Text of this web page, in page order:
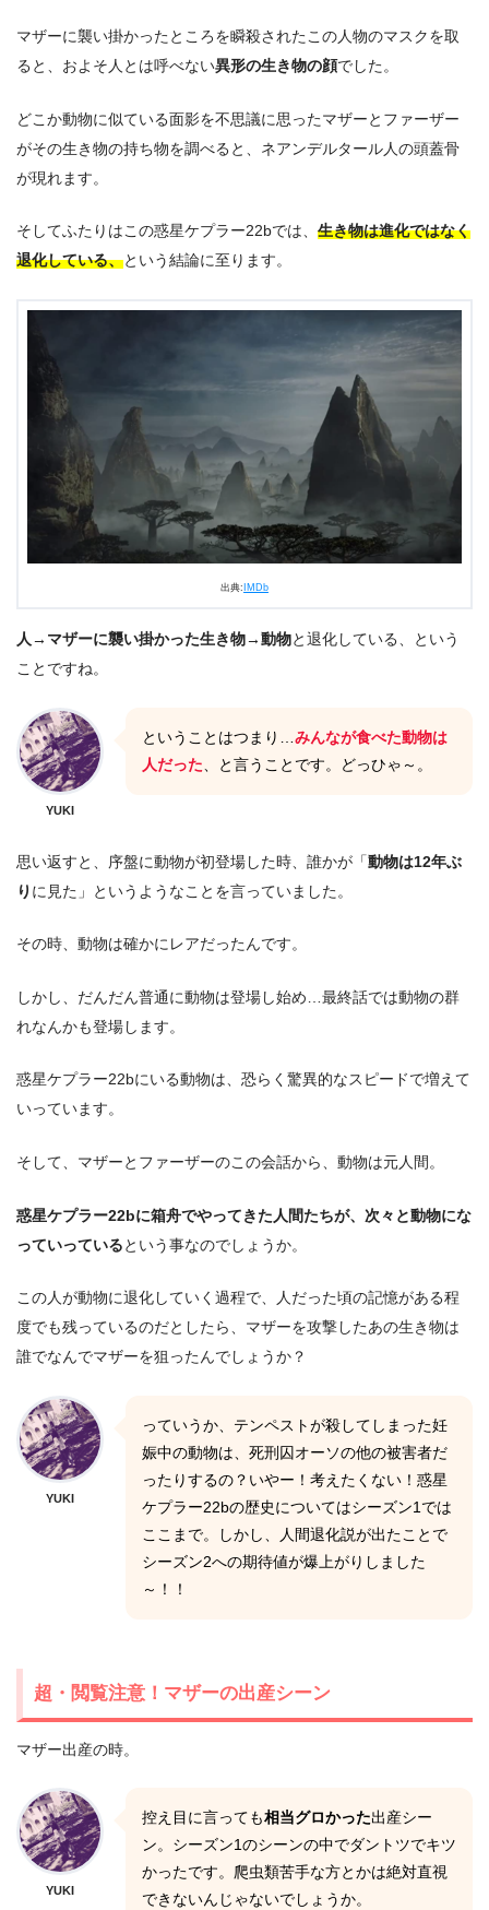
マザーに襲い掛かったところを瞬殺されたこの人物のマスクを取
ると、およそ人とは呼べない異形の生き物の顔でした。
どこか動物に似ている面影を不思議に思ったマザーとファーザー
がその生き物の持ち物を調べると、ネアンデルタール人の頭蓋骨
が現れます。
そしてふたりはこの惑星ケプラー22bでは、 生き物は進化ではなく
退化している、という結論に至ります。
出典: IMDb
人→マザーに襲い掛かった生き物→動物と退化している、という
ことですね。
YUKI
ということはつまり… みんなが食べた動物は
人だった 、と言うことです。どっひゃ～。
思い返すと、序盤に動物が初登場した時、誰かが「動物は12年ぶ
り に見た」というようなことを言っていました。
その時、動物は確かにレアだったんです。
しかし、だんだん普通に動物は登場し始め…最終話では動物の群
れなんかも登場します。
惑星ケプラー22bにいる動物は、恐らく驚異的なスピードで増えて
いっています。
そして、マザーとファーザーのこの会話から、動物は元人間。
惑星ケプラー22bに箱舟でやってきた人間たちが、次々と動物にな
っていっているという事なのでしょうか。
この人が動物に退化していく過程で、人だった頃の記憶がある程
度でも残っているのだとしたら、マザーを攻撃したあの生き物は
誰でなんでマザーを狙ったんでしょうか？
YUKI
っていうか、テンペストが殺してしまった妊
娠中の動物は、死刑囚オーソの他の被害者だ
ったりするの？いやー！考えたくない！惑星
ケプラー22bの歴史についてはシーズン1では
ここまで。しかし、人間退化説が出たことで
シーズン2への期待値が爆上がりしました
～！！
超・閲覧注意！マザーの出産シーン
マザー出産の時。
YUKI
控え目に言っても相当グロかった出産シー
ン。シーズン1のシーンの中でダントツでキツ
かったです。爬虫類苦手な方とかは絶対直視
できないんじゃないでしょうか。